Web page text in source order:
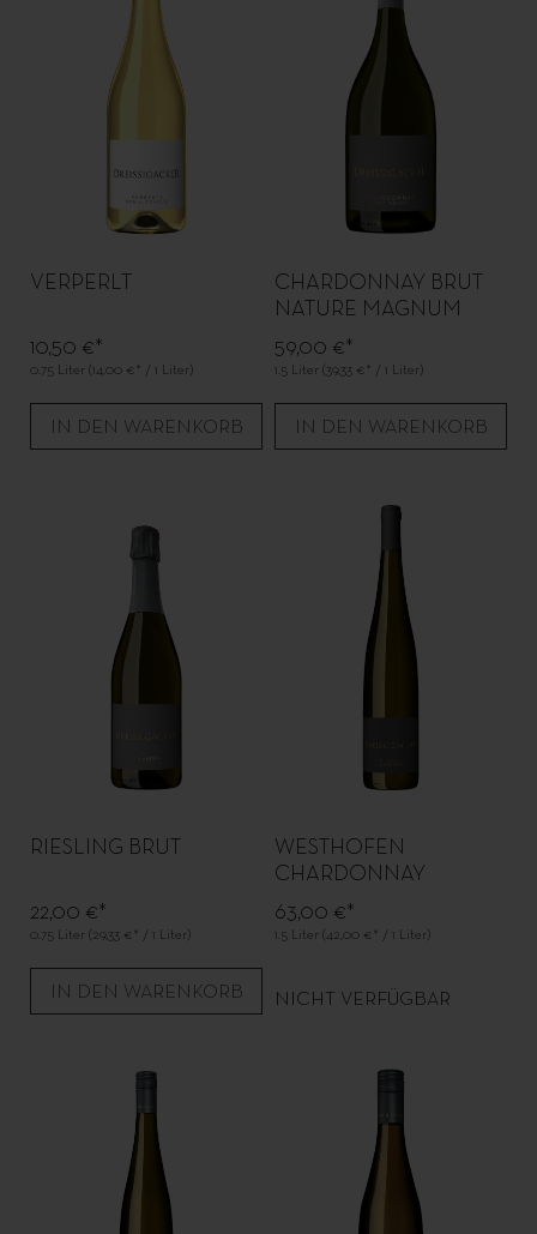
VERPERLT
10,50 €*
0.75 Liter (14,00 €* / 1 Liter)
IN DEN WARENKORB
CHARDONNAY BRUT
NATURE MAGNUM
59,00 €*
1.5 Liter (39,33 €* / 1 Liter)
IN DEN WARENKORB
RIESLING BRUT
22,00 €*
0.75 Liter (29,33 €* / 1 Liter)
IN DEN WARENKORB
WESTHOFEN
CHARDONNAY
ORTSWEIN MAGNUM
63,00 €*
1.5 Liter (42,00 €* / 1 Liter)
NICHT VERFÜGBAR